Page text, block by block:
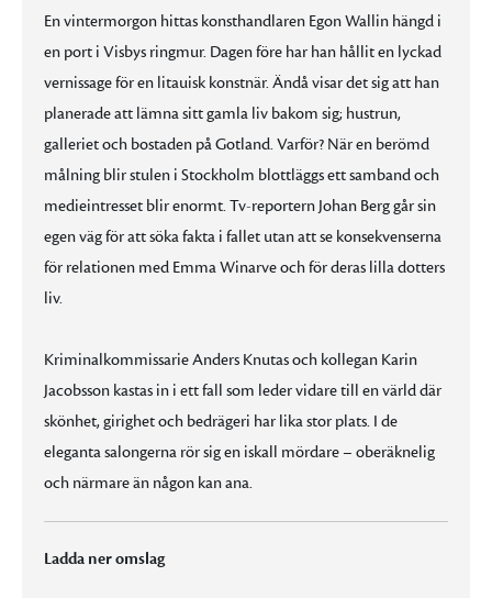
En vintermorgon hittas konsthandlaren Egon Wallin hängd i
en port i Visbys ringmur. Dagen före har han hållit en lyckad
vernissage för en litauisk konstnär. Ändå visar det sig att han
planerade att lämna sitt gamla liv bakom sig; hustrun,
galleriet och bostaden på Gotland. Varför? När en berömd
målning blir stulen i Stockholm blottläggs ett samband och
medieintresset blir enormt. Tv-reportern Johan Berg går sin
egen väg för att söka fakta i fallet utan att se konsekvenserna
för relationen med Emma Winarve och för deras lilla dotters
liv.
Kriminalkommissarie Anders Knutas och kollegan Karin
Jacobsson kastas in i ett fall som leder vidare till en värld där
skönhet, girighet och bedrägeri har lika stor plats. I de
eleganta salongerna rör sig en iskall mördare – oberäknelig
och närmare än någon kan ana.
Ladda ner omslag